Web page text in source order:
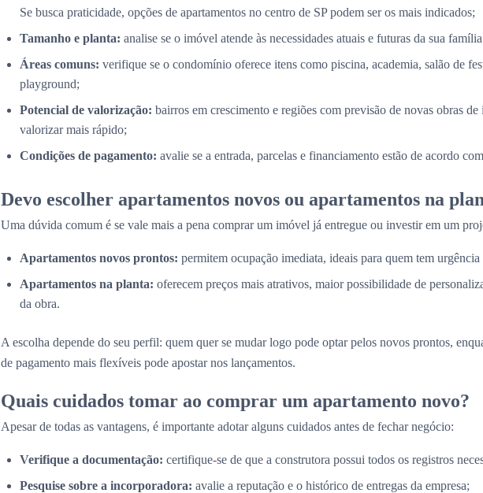
Se busca praticidade, opções de apartamentos no centro de SP podem ser os mais indicados;
Tamanho e planta: analise se o imóvel atende às necessidades atuais e futuras da sua
Áreas comuns: verifique se o condomínio oferece itens como piscina, academia, salão de
playground;
Potencial de valorização: bairros em crescimento e regiões com previsão de novas obras de
valorizar mais rápido;
Condições de pagamento: avalie se a entrada, parcelas e financiamento estão de acordo
Devo escolher apartamentos novos ou apartamentos na
Uma dúvida comum é se vale mais a pena comprar um imóvel já entregue ou investir em um
Apartamentos novos prontos: permitem ocupação imediata, ideais para quem tem urgência
Apartamentos na planta: oferecem preços mais atrativos, maior possibilidade de
da obra.
A escolha depende do seu perfil: quem quer se mudar logo pode optar pelos novos prontos,
de pagamento mais flexíveis pode apostar nos lançamentos.
Quais cuidados tomar ao comprar um apartamento novo?
Apesar de todas as vantagens, é importante adotar alguns cuidados antes de fechar negócio:
Verifique a documentação: certifique-se de que a construtora possui todos os registros
Pesquise sobre a incorporadora: avalie a reputação e o histórico de entregas da empresa;